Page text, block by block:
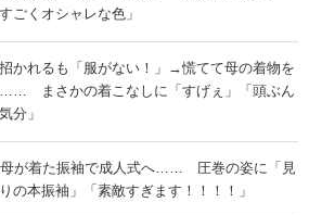
ごくオシャレな色」
かれるも「服がない！」→慌てて母の着物を
まさかの着こなしに「すげぇ」「頭ぶん
分」
母が着た振袖で成人式へ…… 圧巻の姿に「見
の本振袖」「素敵すぎます！！！！」